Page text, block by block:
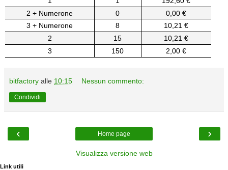
2 + Numerone
0
0,00 €
3 + Numerone
8
10,21 €
2
15
10,21 €
3
150 2,00 €
bitfactory alle 10:15 Nessun commento:
Condividi
‹ ›
Home page
Visualizza versione web
Link utili